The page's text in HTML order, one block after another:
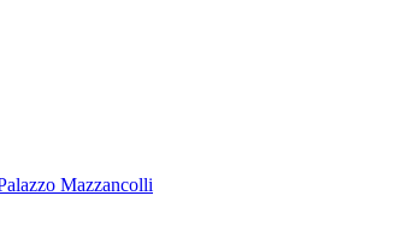
Mazzancolli